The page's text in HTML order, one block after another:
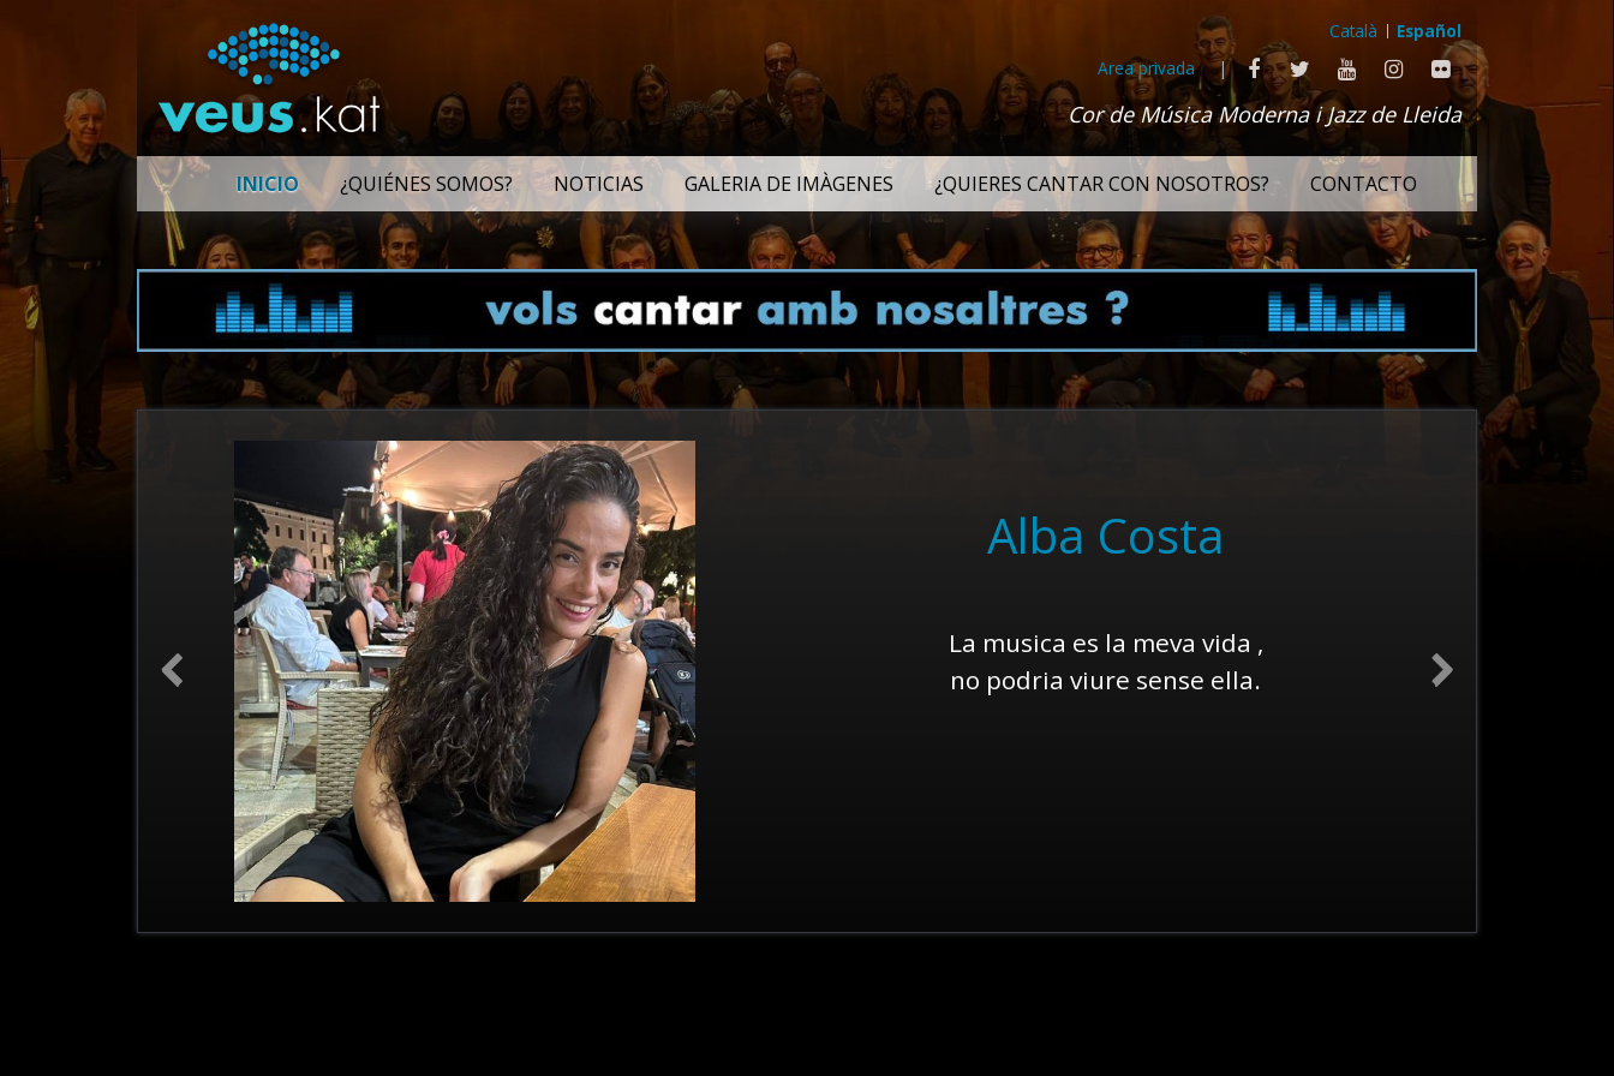
Català
Español
Area privada
|
Cor de Música Moderna i Jazz de Lleida
INICIO ¿QUIÉNES SOMOS? NOTICIAS GALERIA DE IMÀGENES ¿QUIERES CANTAR CON NOSOTROS? CONTACTO
Alba Costa
La musica es la meva vida ,
no podria viure sense ella.
Previous Next